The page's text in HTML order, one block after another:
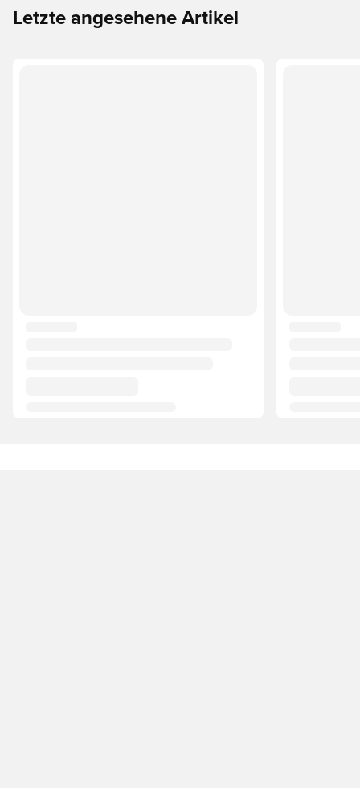
Letzte angesehene Artikel